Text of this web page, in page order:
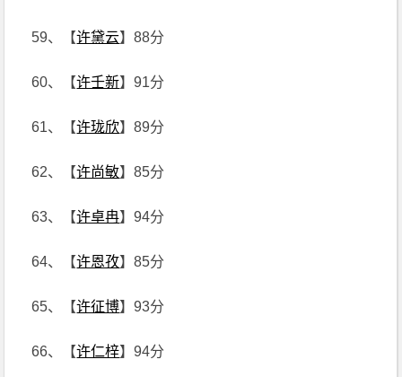
59、【许黛云】88分
60、【许壬新】91分
61、【许珑欣】89分
62、【许尚敏】85分
63、【许卓冉】94分
64、【许恩孜】85分
65、【许征博】93分
66、【许仁梓】94分